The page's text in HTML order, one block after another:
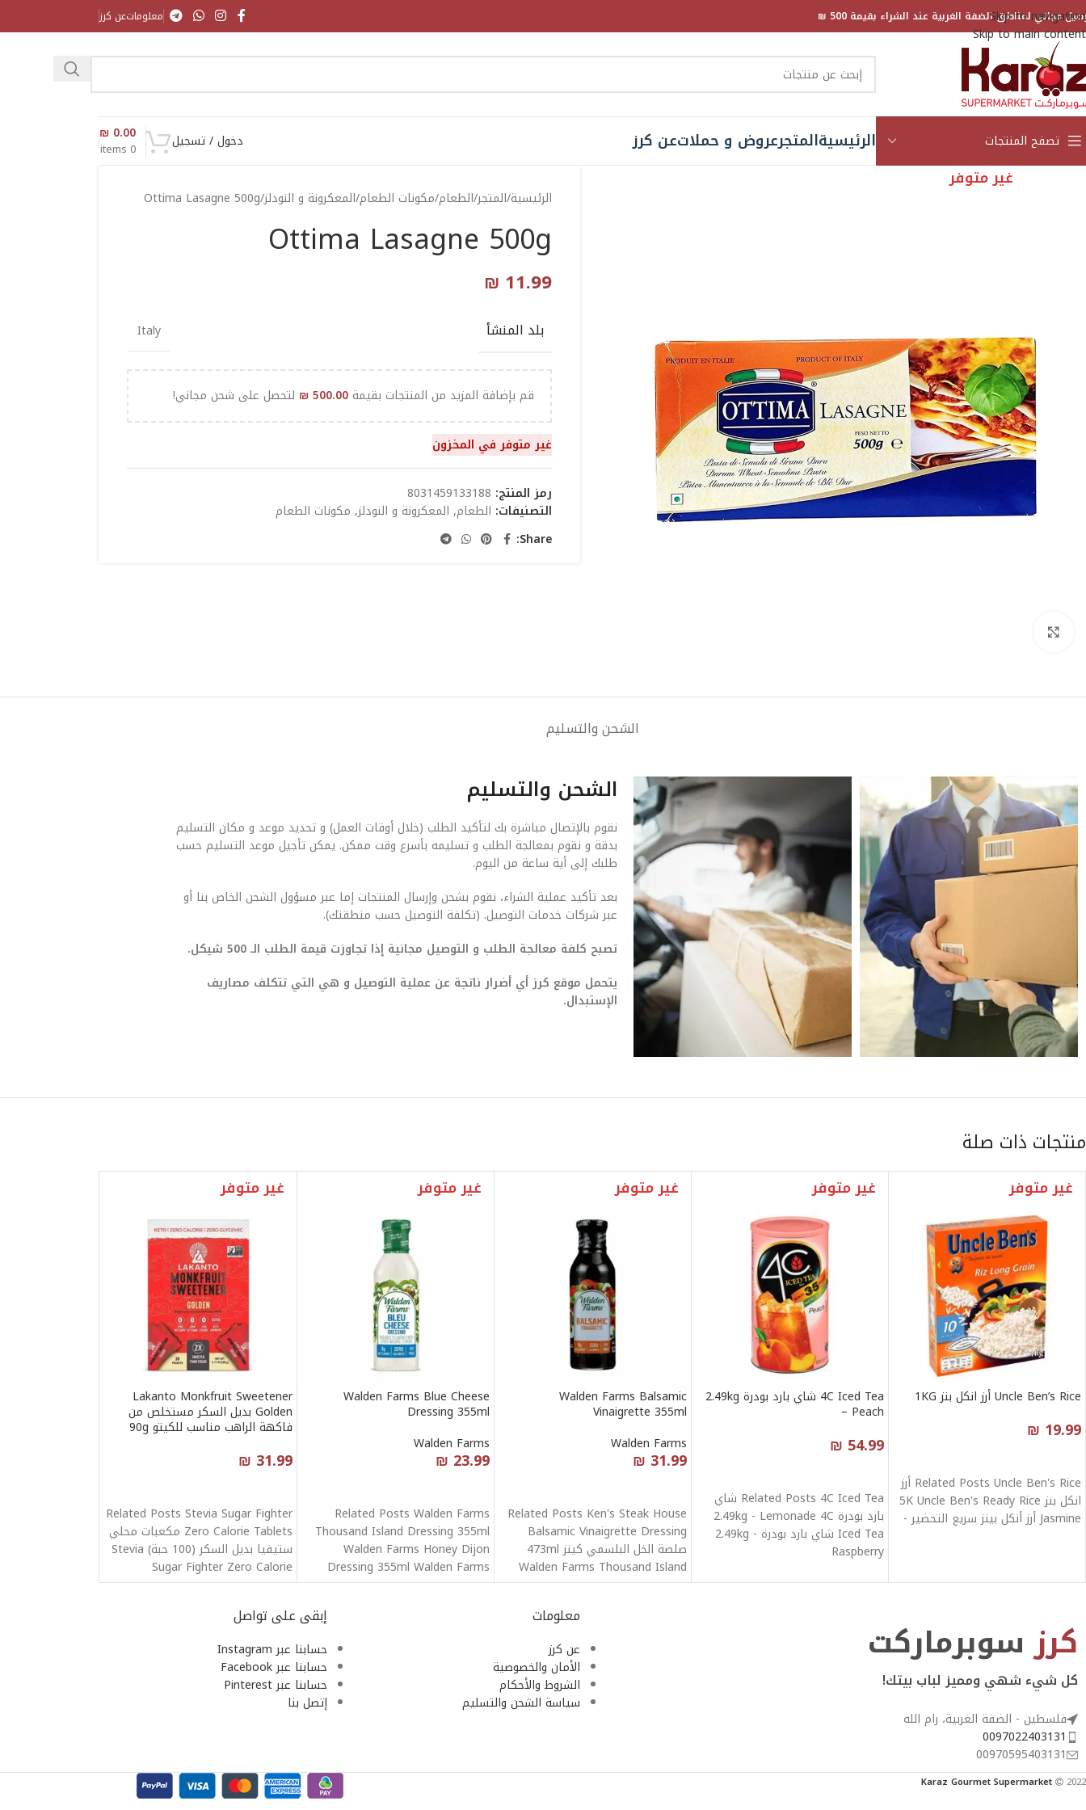
Skip to navigation
Skip to main content
مجاني لمناطق الضفة الغربية عند الشراء بقيمة 500 ₪ معلوماتعن كرز
تصفح المنتجات الرئيسيةالمتجرعروض و حملاتعن كرز دخول / تسجيل 0
items
₪ 0.00
غير متوفر
الرئيسية المتجرالطعاممكونات الطعامالمعكرونة و النودلزOttima Lasagne 500g
Ottima Lasagne 500g
₪ 11.99
بلد المنشأ Italy
قم بإضافة المزيد من المنتجات بقيمة ₪500.00 لتحصل على شحن مجاني!
غير متوفر في المخزون
رمز المنتج: 8031459133188
التصنيفات: الطعام, المعكرونة و النودلز, مكونات الطعام
Share:
الشحن والتسليم
الشحن والتسليم
نقوم بالإتصال مباشرة بك لتأكيد الطلب (خلال أوقات العمل) و تحديد موعد و مكان التسليم
بدقة و نقوم بمعالجة الطلب و تسليمه بأسرع وقت ممكن. يمكن تأجيل موعد التسليم حسب
طلبك إلى أية ساعة من اليوم.
بعد تأكيد عملية الشراء، نقوم بشحن وإرسال المنتجات إما عبر مسؤول الشحن الخاص بنا أو
عبر شركات خدمات التوصيل. (تكلفة التوصيل حسب منطقتك).
تصبح كلفة معالجة الطلب و التوصيل مجانية إذا تجاوزت قيمة الطلب الـ 500 شيكل.
يتحمل موقع كرز أي أضرار ناتجة عن عملية التوصيل و هي التي تتكلف مصاريف
الإستبدال.
منتجات ذات صلة
غير متوفر
Uncle Ben’s Rice أرز انكل بنز 1KG
₪ 19.99
Related Posts Uncle Ben's Rice أرز
انكل بنز 5K Uncle Ben's Ready Rice
Jasmine أرز أنكل بينز سريع التحضير -
غير متوفر
4C Iced Tea شاي بارد بودرة 2.49kg
– Peach
₪ 54.99
Related Posts 4C Iced Tea شاي
بارد بودرة 2.49kg - Lemonade 4C
Iced Tea شاي بارد بودرة 2.49kg -
Raspberry
غير متوفر
Walden Farms Balsamic
Vinaigrette 355ml
Walden Farms
₪ 31.99
Related Posts Ken's Steak House
Balsamic Vinaigrette Dressing
صلصة الخل البلسمي كينز 473ml
Walden Farms Thousand Island
Dressing 355ml Walden
غير متوفر
Walden Farms Blue Cheese
Dressing 355ml
Walden Farms
₪ 23.99
Related Posts Walden Farms
Thousand Island Dressing 355ml
Walden Farms Honey Dijon
Dressing 355ml Walden Farms
Ranch Dressing 355ml Walden
غير متوفر
Lakanto Monkfruit Sweetener
Golden بديل السكر مستخلص من
فاكهة الراهب مناسب للكيتو 90g
₪ 31.99
Related Posts Stevia Sugar Fighter
Zero Calorie Tablets مكعبات محلي
ستيفيا بديل السكر (100 حبة) Stevia
Sugar Fighter Zero Calorie
كرز سوبرماركت
كل شيء شهي ومميز لباب بيتك!
فلسطين - الضفة الغربية، رام الله
0097022403131
00970595403131
معلومات
عن كرز
الأمان والخصوصية
الشروط والأحكام
سياسة الشحن والتسليم
إبقى على تواصل
حسابنا عبر Instagram
حسابنا عبر Facebook
حسابنا عبر Pinterest
إتصل بنا
Karaz Gourmet Supermarket 2022